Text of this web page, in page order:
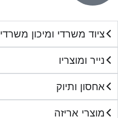
ציוד משרדי ומיכון משרדי
נייר ומוצריו
אחסון ותיוק
מוצרי אריזה